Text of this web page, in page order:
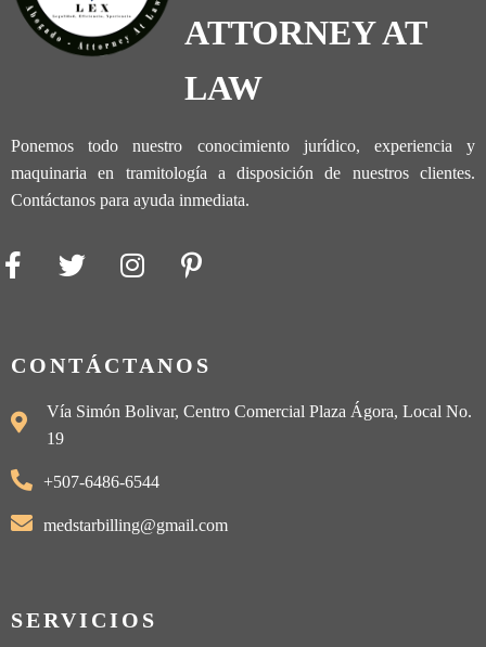
ATTORNEY AT
LAW
Ponemos todo nuestro conocimiento jurídico, experiencia y
maquinaria en tramitología a disposición de nuestros clientes.
Contáctanos para ayuda inmediata.
CONTÁCTANOS
Vía Simón Bolivar, Centro Comercial Plaza Ágora, Local No.
19
+507-6486-6544
medstarbilling@gmail.com
SERVICIOS